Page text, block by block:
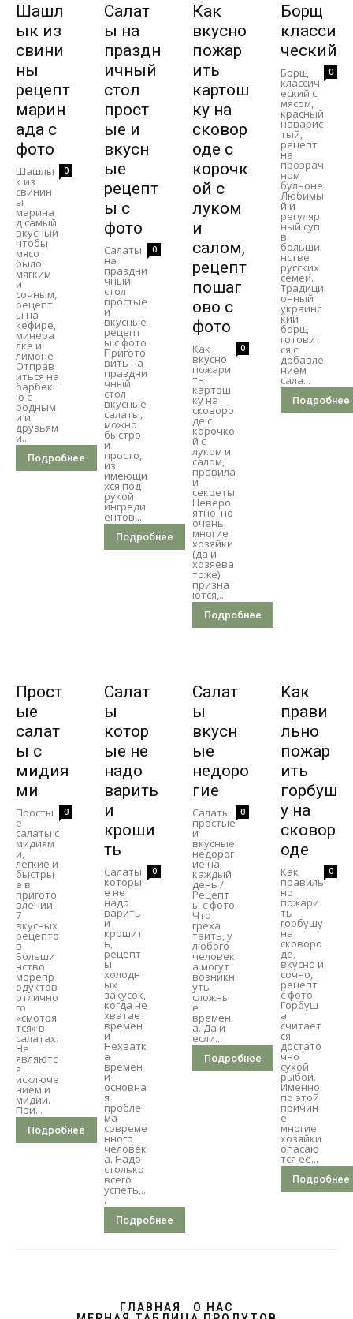
Шашл
ык из
свини
ны
рецепт
марин
ада с
фото
0
Шашлы
к из
свинин
ы
марина
д самый
вкусный
чтобы
мясо
было
мягким
и
сочным,
рецепт
ы на
кефире,
минера
лке и
лимоне
Отправ
иться на
барбек
ю с
родным
и и
друзьям
и...
Подробнее
Салат
ы на
праздн
ичный
стол
прост
ые и
вкусн
ые
рецепт
ы с
фото
0
Салаты
на
праздни
чный
стол
простые
и
вкусные
рецепт
ы с фото
Пригото
вить на
праздни
чный
стол
вкусные
салаты,
можно
быстро
и
просто,
из
имеющи
хся под
рукой
ингреди
ентов,...
Подробнее
Как
вкусно
пожар
ить
картош
ку на
сковор
оде с
корочк
ой с
луком
и
салом,
рецепт
пошаг
ово с
фото
0
Как
вкусно
пожари
ть
картош
ку на
сковоро
де с
корочко
й с
луком и
салом,
правила
и
секреты
Неверо
ятно, но
очень
многие
хозяйки
(да и
хозяева
тоже)
призна
ются,...
Подробнее
Борщ
класси
ческий
0
Борщ
классич
еский с
мясом,
красный
наварис
тый,
рецепт
на
прозрач
ном
бульоне
Любимы
й и
регуляр
ный суп
в
больши
нстве
русских
семей.
Традици
онный
украинс
кий
борщ
готовит
ся с
добавле
нием
сала...
Подробнее
Прост
ые
салат
ы с
мидия
ми
0
Просты
е
салаты с
мидиям
и,
легкие и
быстры
е в
пригото
влении,
7
вкусных
рецепто
в
Больши
нство
морепр
одуктов
отлично
го
«смотря
тся» в
салатах.
Не
являютс
я
исключе
нием и
мидии.
При...
Подробнее
Салат
ы
котор
ые не
надо
варить
и
кроши
ть
0
Салаты
которы
е не
надо
варить
и
крошит
ь,
рецепт
ы
холодн
ых
закусок,
когда не
хватает
времен
и
Нехватк
а
времен
и –
основна
я
пробле
ма
совреме
нного
человек
а. Надо
столько
всего
успеть,..
.
Подробнее
Салат
ы
вкусн
ые
недоро
гие
0
Салаты
простые
и
вкусные
недорог
ие на
каждый
день /
Рецепт
ы с фото
Что
греха
таить, у
любого
человек
а могут
возникн
уть
сложны
е
времен
а. Да и
если...
Подробнее
Как
прави
льно
пожар
ить
горбуш
у на
сковор
оде
0
Как
правиль
но
пожари
ть
горбушу
на
сковоро
де,
вкусно и
сочно,
рецепт
с фото
Горбуш
а
считает
ся
достато
чно
сухой
рыбой.
Именно
по этой
причин
е
многие
хозяйки
опасаю
тся её...
Подробнее
ГЛАВНАЯ
О НАС